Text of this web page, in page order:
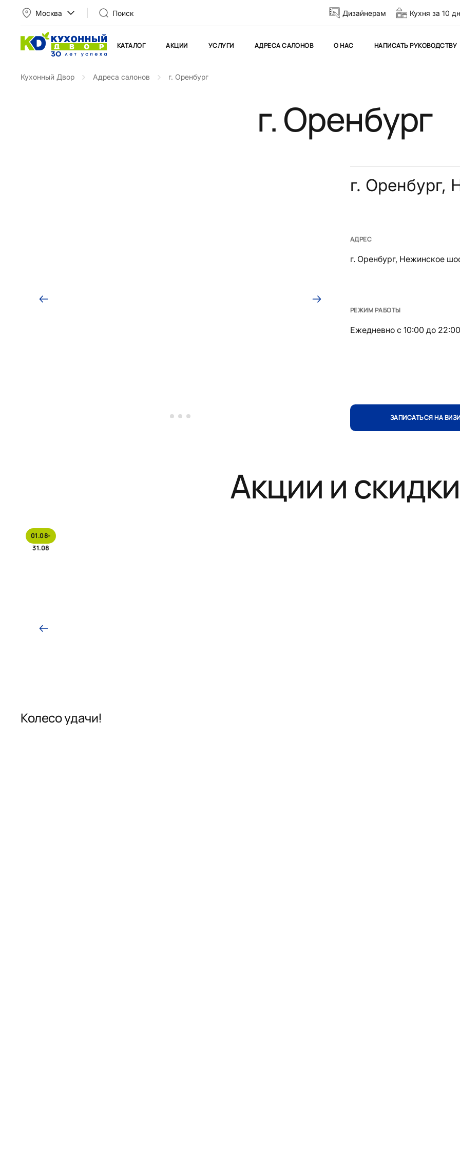
Москва Поиск Дизайнерам Кухня за 10
КАТАЛОГ АКЦИИ УСЛУГИ АДРЕСА САЛОНОВ О НАС НАПИСАТЬ РУКОВОДСТВУ
Кухонный Двор Адреса салонов г. Оренбург
г. Оренбург
г. Оренбург,
АДРЕС
г. Оренбург, Нежинское
РЕЖИМ РАБОТЫ
Ежедневно с 10:00 до 22:00
ЗАПИСАТЬСЯ НА
Акции и скидки
01.08-
31.08
Колесо удачи!